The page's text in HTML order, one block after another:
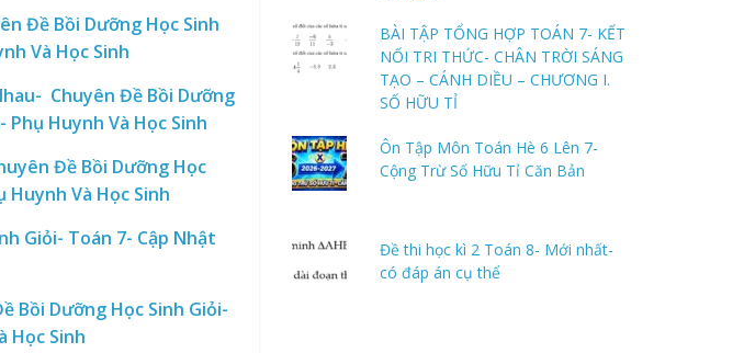
Đề Bồi Dưỡng Học Sinh
Và Học Sinh
Chuyên Đề Bồi Dưỡng
Phụ Huynh Và Học Sinh
Đề Bồi Dưỡng Học
Huynh Và Học Sinh
Giỏi- Toán 7- Cập Nhật
Bồi Dưỡng Học Sinh Giỏi-
Học Sinh
BÀI TẬP TỔNG HỢP TOÁN 7- KẾT
NỐI TRI THỨC- CHÂN TRỜI SÁNG
TẠO – CÁNH DIỀU – CHƯƠNG I.
SỐ HỮU TỈ
Ôn Tập Môn Toán Hè 6 Lên 7-
Cộng Trừ Số Hữu Tỉ Căn Bản
Đề thi học kì 2 Toán 8- Mới nhất-
có đáp án cụ thể